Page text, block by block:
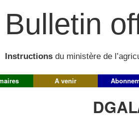
Bulletin
Instructions du ministère de
A venir